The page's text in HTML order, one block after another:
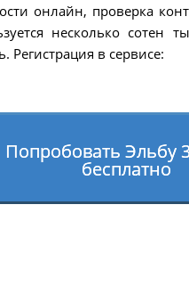
онлайн, проверка
несколько сотен
Регистрация в сервисе:
Попробовать Эльбу
бесплатно